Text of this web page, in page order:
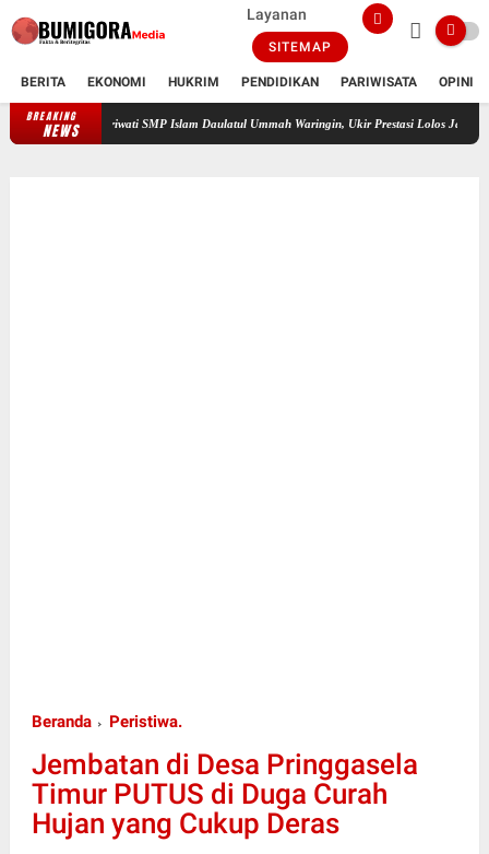
Layanan
SITEMAP
BERITA EKONOMI HUKRIM PENDIDIKAN PARIWISATA OPINI
BREAKING
NEWS
Sari, Santriwati SMP Islam Daulatul Ummah Waringin, Ukir Prestasi Lolos Jambore
Beranda Peristiwa.
Jembatan di Desa Pringgasela
Timur PUTUS di Duga Curah
Hujan yang Cukup Deras